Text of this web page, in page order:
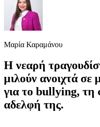
Μαρία Καραμάνου
Η νεαρή
μιλούν ανοιχτά σε
για το bullying, τη
αδελφή της.